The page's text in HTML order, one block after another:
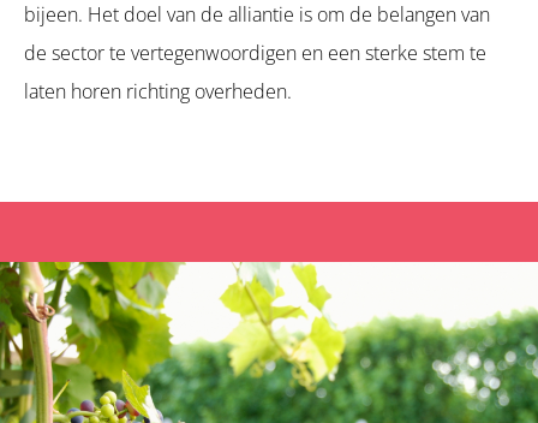
bijeen. Het doel van de alliantie is om de belangen van
de sector te vertegenwoordigen en een sterke stem te
laten horen richting overheden.